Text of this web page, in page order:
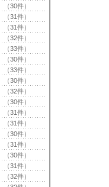
（30件）
（31件）
（31件）
（32件）
（33件）
（30件）
（33件）
（30件）
（32件）
（30件）
（31件）
（31件）
（30件）
（31件）
（30件）
（31件）
（32件）